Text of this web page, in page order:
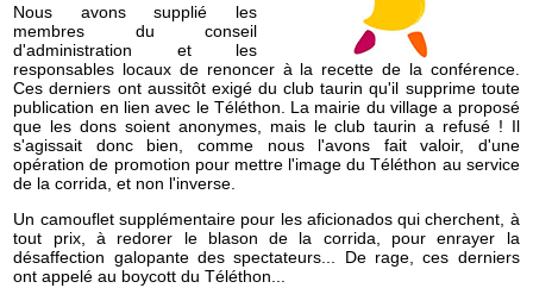
Nous avons supplié les
membres du conseil
d'administration et les
responsables locaux de renoncer à la recette de la conférence.
Ces derniers ont aussitôt exigé du club taurin qu'il supprime toute
publication en lien avec le Téléthon. La mairie du village a proposé
que les dons soient anonymes, mais le club taurin a refusé ! Il
s'agissait donc bien, comme nous l'avons fait valoir, d'une
opération de promotion pour mettre l'image du Téléthon au service
de la corrida, et non l'inverse.
Un camouflet supplémentaire pour les aficionados qui cherchent, à
tout prix, à redorer le blason de la corrida, pour enrayer la
désaffection galopante des spectateurs... De rage, ces derniers
ont appelé au boycott du Téléthon...